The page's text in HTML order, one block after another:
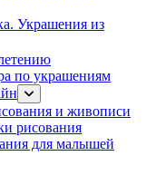
Украшения из
по украшениям
и живописи
рисования
для малышей